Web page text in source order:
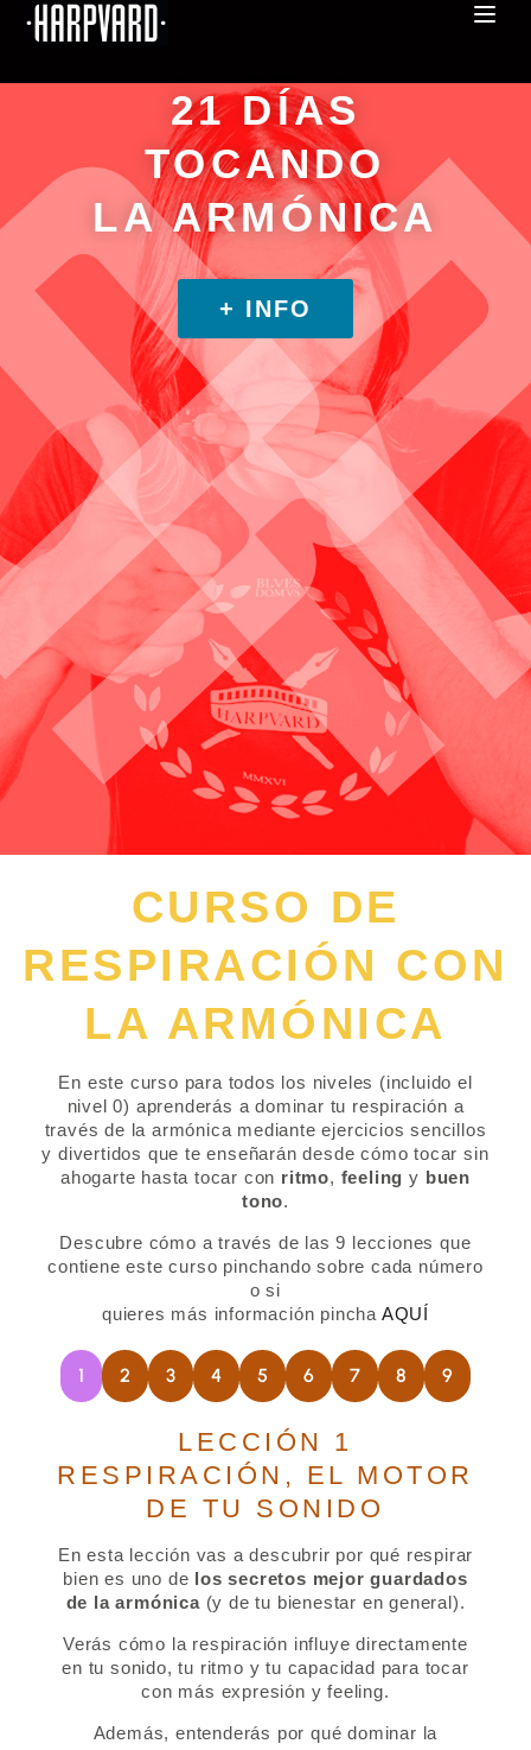
21 DÍAS
TOCANDO
LA ARMÓNICA
+ INFO
CURSO DE
RESPIRACIÓN CON
LA ARMÓNICA
En este curso para todos los niveles (incluido el
nivel 0) aprenderás a dominar tu respiración a
través de la armónica mediante ejercicios sencillos
y divertidos que te enseñarán desde cómo tocar sin
ahogarte hasta tocar con ritmo, feelingy buen
tono.
Descubre cómo a través de las 9 lecciones que
contiene este curso pinchando sobre cada número
o si
quieres más información pincha AQUÍ
1 2 3 4 5 6 7 8 9
LECCIÓN 1
RESPIRACIÓN, EL MOTOR
DE TU SONIDO
En esta lección vas a descubrir por qué respirar
bien es uno de los secretos mejorguardados
de la armónica(y de tu bienestar en general).
Verás cómo la respiración influye directamente
en tu sonido, tu ritmo y tu capacidad para tocar
con más expresión y feeling.
Además, entenderás por qué dominar la